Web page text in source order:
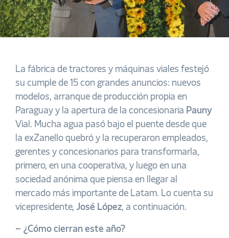
La fábrica de tractores y máquinas viales festejó
su cumple de 15 con grandes anuncios: nuevos
modelos, arranque de producción propia en
Paraguay y la apertura de la concesionaria Pauny
Vial. Mucha agua pasó bajo el puente desde que
la exZanello quebró y la recuperaron empleados,
gerentes y concesionarios para transformarla,
primero, en una cooperativa, y luego en una
sociedad anónima que piensa en llegar al
mercado más importante de Latam. Lo cuenta su
vicepresidente, José López, a continuación.
– ¿Cómo cierran este año?